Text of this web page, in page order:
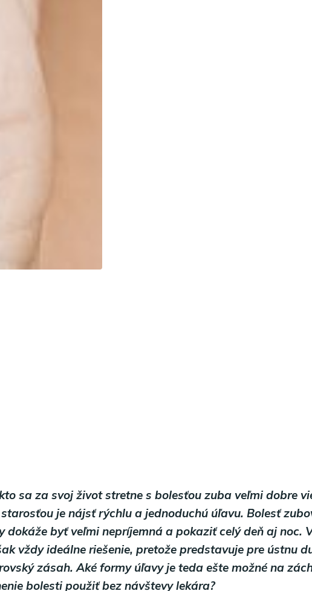
sa za svoj život stretne s bolesťou zuba veľmi dobre
je nájsť rýchlu a jednoduchú úľavu. Bolesť
dokáže byť veľmi nepríjemná a pokaziť celý deň aj noc.
vždy ideálne riešenie, pretože predstavuje pre ústnu
zásah. Aké formy úľavy je teda ešte možné na
bolesti použiť bez návštevy lekára?